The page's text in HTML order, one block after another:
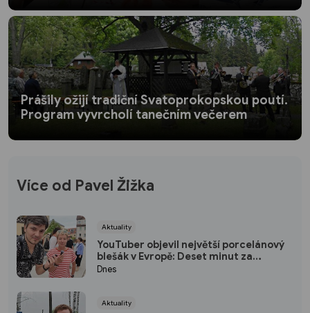
Prášily ožijí tradiční Svatoprokopskou poutí.
Program vyvrcholí tanečním večerem
Více od Pavel Žižka
Aktuality
YouTuber objevil největší porcelánový
blešák v Evropě: Deset minut za
českými hranicemi se koná legendární
Dnes
Aktuality